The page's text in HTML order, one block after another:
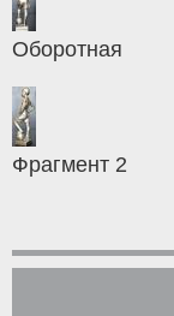
Оборотная
Фрагмент 2